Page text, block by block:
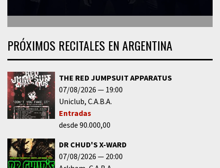
PRÓXIMOS RECITALES EN ARGENTINA
THE RED JUMPSUIT APPARATUS
07/08/2026
19:00
Uniclub C.A.B.A.
Entradas
desde 90.000,00
DR CHUD'S X-WARD
07/08/2026
20:00